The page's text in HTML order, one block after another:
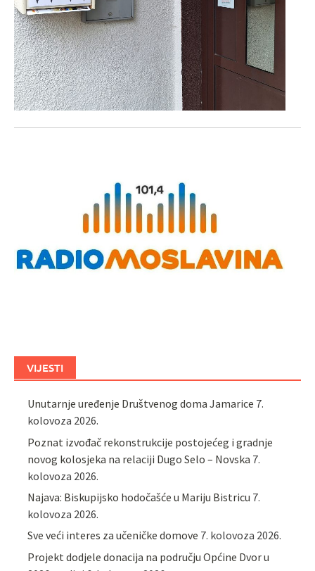
VIJESTI
Unutarnje uređenje Društvenog doma Jamarice 7.
kolovoza 2026.
Poznat izvođač rekonstrukcije postojećeg i gradnje
novog kolosjeka na relaciji Dugo Selo – Novska 7.
kolovoza 2026.
Najava: Biskupijsko hodočašće u Mariju Bistricu 7.
kolovoza 2026.
Sve veći interes za učeničke domove 7. kolovoza 2026.
Projekt dodjele donacija na području Općine Dvor u